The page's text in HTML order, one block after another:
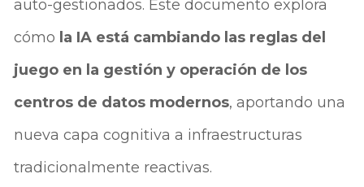
auto-gestionados. Este documento explora
cómo la IA está cambiando las reglas del
juego en la gestión y operación de los
centros de datos modernos, aportando una
nueva capa cognitiva a infraestructuras
tradicionalmente reactivas.